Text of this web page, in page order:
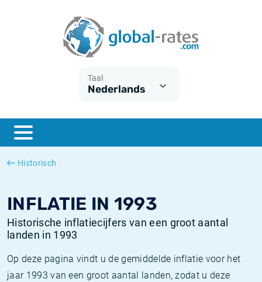
Taal
Nederlands
Historisch
INFLATIE IN 1993
Historische inflatiecijfers van een groot aantal
landen in 1993
Op deze pagina vindt u de gemiddelde inflatie voor het
jaar 1993 van een groot aantal landen, zodat u deze
ESTER
SONIA
Wat is CPI inflatie?
Wat is HICP inflatie?
Nederlandse inflatie - CPI
Amerikaanse inflatie - CPI
Euribor historie
SOFR historie
TONAR historie
Inflatiecalculator